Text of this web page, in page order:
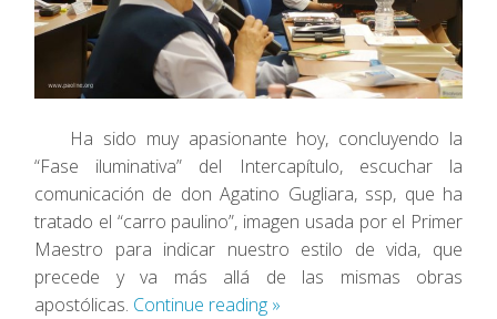
Ha sido muy apasionante hoy, concluyendo la
“Fase iluminativa” del Intercapítulo, escuchar la
comunicación de don Agatino Gugliara, ssp, que ha
tratado el “carro paulino”, imagen usada por el Primer
Maestro para indicar nuestro estilo de vida, que
precede y va más allá de las mismas obras
apostólicas. Continue reading »